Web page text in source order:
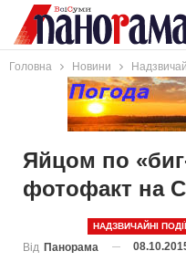
Головна Новини
Яйцом по
фотофакт на
НАДЗВИЧАЙНІ ПОДІЇ
Від Панорама